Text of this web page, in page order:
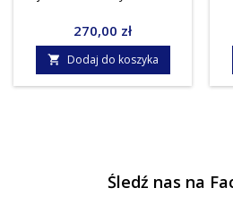
Cena
270,00 zł
 Dodaj do koszyka
Śledź nas na